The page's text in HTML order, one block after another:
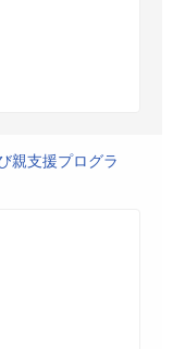
親支援プログラ